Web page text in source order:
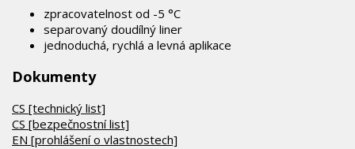
zpracovatelnost od -5 °C
separovaný doudílný liner
jednoduchá, rychlá a levná aplikace
Dokumenty
CS [technický list]
CS [bezpečnostní list]
EN [prohlášení o vlastnostech]